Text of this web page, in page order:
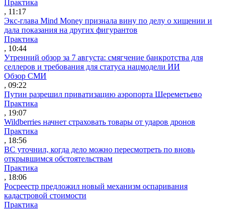
Практика
, 11:17
Экс-глава Mind Money признала вину по делу о хищении и
дала показания на других фигурантов
Практика
, 10:44
Утренний обзор за 7 августа: смягчение банкротства для
селлеров и требования для статуса нацмодели ИИ
Обзор СМИ
, 09:22
Путин разрешил приватизацию аэропорта Шереметьево
Практика
, 19:07
Wildberries начнет страховать товары от ударов дронов
Практика
, 18:56
ВС уточнил, когда дело можно пересмотреть по вновь
открывшимся обстоятельствам
Практика
, 18:06
Росреестр предложил новый механизм оспаривания
кадастровой стоимости
Практика